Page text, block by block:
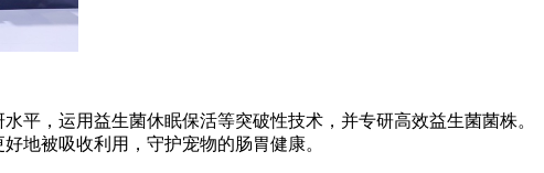
，运用益生菌休眠保活等突破性技术，并专研高效益生菌菌株。
地被吸收利用，守护宠物的肠胃健康。